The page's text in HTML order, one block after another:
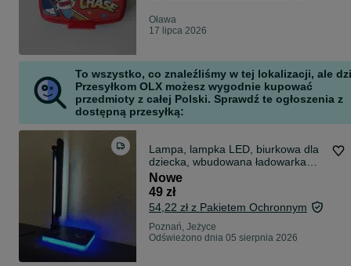
Oława
17 lipca 2026
To wszystko, co znaleźliśmy w tej lokalizacji, ale
Przesyłkom OLX możesz wygodnie kupować
przedmioty z całej Polski. Sprawdź te ogłoszenia z
dostępną przesyłką:
Lampa, lampka LED, biurkowa dla
dziecka, wbudowana ładowarka
USB, biurowa do pracy ściemniana
dotykowa Faber
Nowe
49 zł
54,22 zł z Pakietem Ochronnym
Poznań, Jeżyce
Odświeżono dnia 05 sierpnia 2026